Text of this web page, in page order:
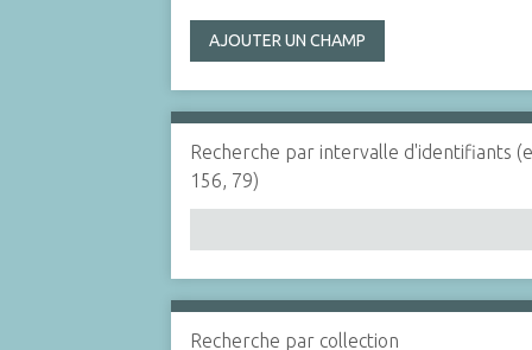
AJOUTER UN CHAMP
Recherche par intervalle d'identifiants
156, 79)
Recherche par collection